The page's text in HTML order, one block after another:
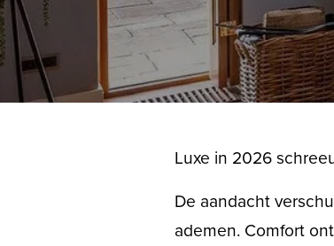
Luxe in 2026
De aandacht
ademen. Comfort